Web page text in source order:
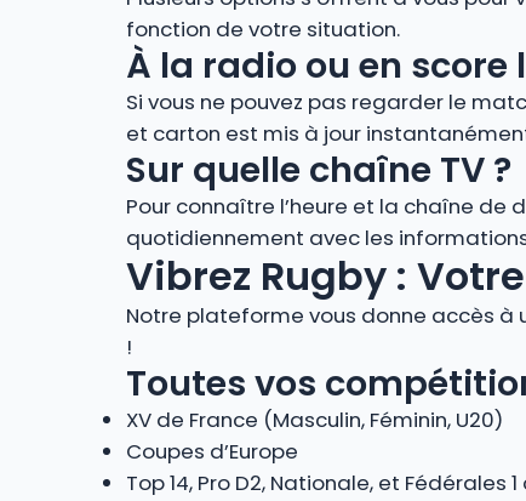
fonction de votre situation.
À la radio ou en
Si vous ne pouvez pas regarder le
et carton est mis à jour
Sur quelle chaîne TV ?
Pour connaître l’heure et la chaîne de
quotidiennement avec les
Vibrez Rugby :
Notre plateforme vous donne accès à
!
Toutes vos
XV de France (Masculin, Féminin, U20)
Coupes d’Europe
Top 14, Pro D2, Nationale, et Fédérales 1